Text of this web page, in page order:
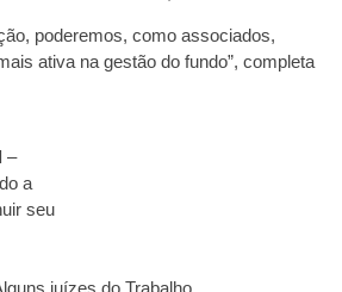
poderemos, como associados,
ativa na gestão do fundo”, completa
–
a
seu